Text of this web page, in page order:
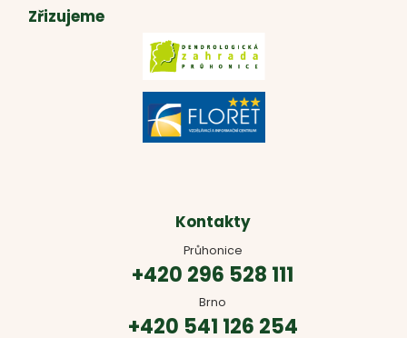
Zřizujeme
Kontakty
Průhonice
+420 296 528 111
Brno
+420 541 126 254